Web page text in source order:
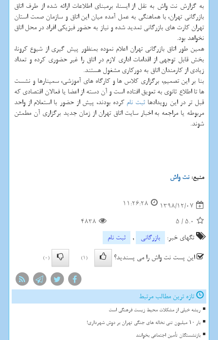
به گزارش نت واش به نقل از ایسنا، برمبنای اطلاعات ارائه شده از طرف اتاق
بازرگانی تهران، با هماهنگی به عمل آمده میان این اتاق و سازمان صمت استان
تهران كارت های بازرگانی تمدید شده و نیاز به حضور فیزیكی افراد در محل اتاق
نخواهد بود.
همین طور اتاق بازرگانی تهران اعلام نموده بمنظور پیش گیری از شیوع كرونا،
بخش قابل توجهی از اقدامات اداری لازم در اتاق را غیر حضوری كرده و تعداد
زیادی از كارمندان اتاق به دوركاری مشغول هستند.
بنا بر این تصمیم، برگزاری كلاس ها و كارگاه های آموزشی، سمینارها و نشست
ها تا اطلاع ثانوی به تعویق افتاده است و آن دسته از اعضا یا فعالان اقتصادی كه
قبل تر در این رویدادها ثبت نام كرده بودند، پیش از حضور با استعلام از واحد
مربوطه یا مراجعه به اخبار سایت اتاق تهران از زمان جدید برگزاری آن مطمئن
شوند.
منبع:نت واش
1398/12/07
11:26:28
5.0
/
5
4838
تگهای خبر:
بازرگانی ,
ثبت نام
این پست نت واش را می پسندید؟
(1)
(0)
تازه ترین مطالب مرتبط
ریشه خیلی از مشکلات محیط زیست فرهنگی است
بار ۱۰ میلیون تنی نخاله های جنگی تهران بر دوش شهرداری!
بازنشستگان تأمین اجتماعی بخوانند